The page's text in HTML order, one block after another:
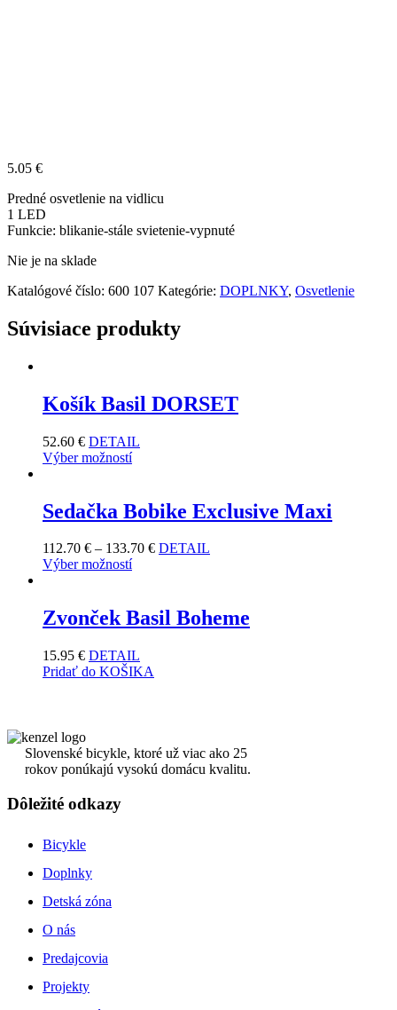
5.05 €
Predné osvetlenie na vidlicu
1 LED
Funkcie: blikanie-stále svietenie-vypnuté
Nie je na sklade
Katalógové číslo: 600 107 Kategórie: DOPLNKY, Osvetlenie
Súvisiace produkty
Košík Basil DORSET
52.60 € DETAIL
Výber možností
Sedačka Bobike Exclusive Maxi
112.70 € – 133.70 € DETAIL
Výber možností
Zvonček Basil Boheme
15.95 € DETAIL
Pridať do KOŠIKA
Slovenské bicykle, ktoré už viac ako 25
rokov ponúkajú vysokú domácu kvalitu.
Dôležité odkazy
Bicykle
Doplnky
Detská zóna
O nás
Predajcovia
Projekty